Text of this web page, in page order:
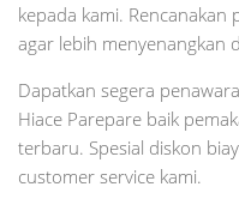
kepada kami.
agar lebih menyenangkan
Dapatkan segera
Hiace Parepare baik
terbaru. Spesial diskon
customer service kami.